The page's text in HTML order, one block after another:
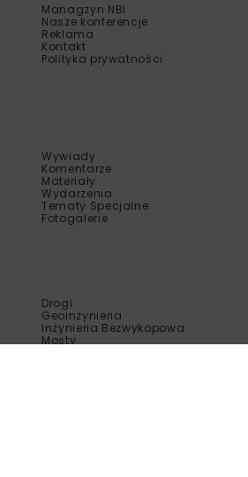
Managzyn NBI
Nasze konferencje
Reklama
Kontakt
Polityka prywatności
Wywiady
Komentarze
Materiały
Wydarzenia
Tematy Specjalne
Fotogalerie
Drogi
Geoinżynieria
Inżynieria Bezwykopowa
Mosty